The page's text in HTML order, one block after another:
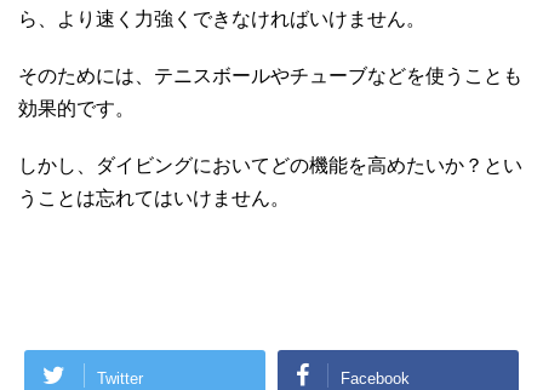
ら、より速く力強くできなければいけません。
そのためには、テニスボールやチューブなどを使うことも
効果的です。
しかし、ダイビングにおいてどの機能を高めたいか？とい
うことは忘れてはいけません。
Twitter Facebook